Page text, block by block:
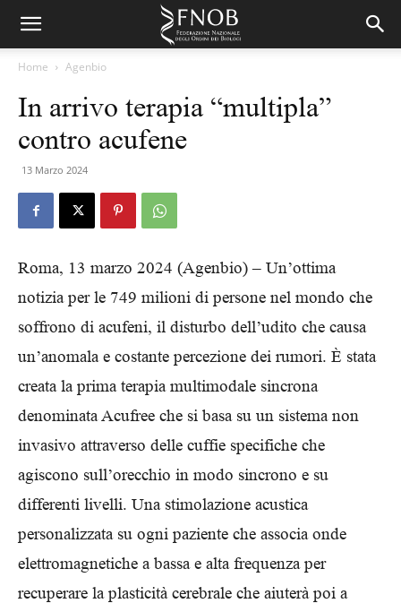
Home Agenbio
In arrivo terapia “multipla”
contro acufene
13 Marzo 2024
Roma, 13 marzo 2024 (Agenbio) – Un’ottima
notizia per le 749 milioni di persone nel mondo che
soffrono di acufeni, il disturbo dell’udito che causa
un’anomala e costante percezione dei rumori. È stata
creata la prima terapia multimodale sincrona
denominata Acufree che si basa su un sistema non
invasivo attraverso delle cuffie specifiche che
agiscono sull’orecchio in modo sincrono e su
differenti livelli. Una stimolazione acustica
personalizzata su ogni paziente che associa onde
elettromagnetiche a bassa e alta frequenza per
recuperare la plasticità cerebrale che aiuterà poi a